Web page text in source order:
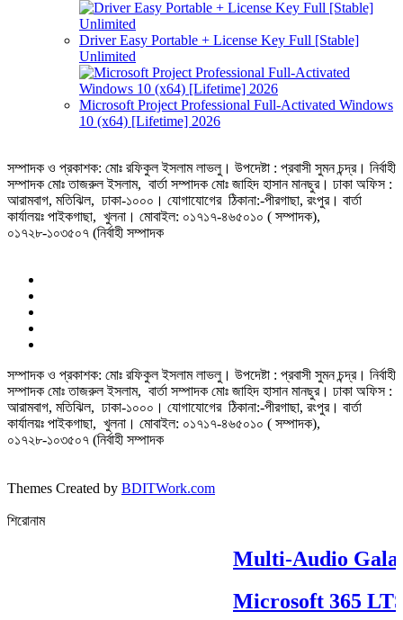
Driver Easy Portable + License Key Full [Stable]
Unlimited
Microsoft Project Professional Full-Activated Windows
10 (x64) [Lifetime] 2026
সম্পাদক ও প্রকাশক: মোঃ রফিকুল ইসলাম লাভলু। উপদেষ্টা : প্রবাসী সুমন চন্দ্র। নির্বাহী
সম্পাদক মোঃ তাজরুল‌‌ ইসলাম, বার্তা সম্পাদক মোঃ জাহিদ হাসান মানছুর। ঢাকা অফিস :
আরামবাগ, মতিঝিল, ঢাকা-১০০০। যোগাযোগের ঠিকানা:-পীরগাছা‌, রংপুর। বার্তা
কার্যালয়ঃ পাইকগাছা, খুলনা। মোবাইল: ০১৭১৭-৪৬৫০১০ ( সম্পাদক),
০১৭২৮-১০৩৫০৭ (নির্বাহী সম্পাদক
সম্পাদক ও প্রকাশক: মোঃ রফিকুল ইসলাম লাভলু। উপদেষ্টা : প্রবাসী সুমন চন্দ্র। নির্বাহী
সম্পাদক মোঃ তাজরুল‌‌ ইসলাম, বার্তা সম্পাদক মোঃ জাহিদ হাসান মানছুর। ঢাকা অফিস :
আরামবাগ, মতিঝিল, ঢাকা-১০০০। যোগাযোগের ঠিকানা:-পীরগাছা‌, রংপুর। বার্তা
কার্যালয়ঃ পাইকগাছা, খুলনা। মোবাইল: ০১৭১৭-৪৬৫০১০ ( সম্পাদক),
০১৭২৮-১০৩৫০৭ (নির্বাহী সম্পাদক
Themes Created by BDITWork.com
শিরোনাম
Multi-Audio
Microsoft 365